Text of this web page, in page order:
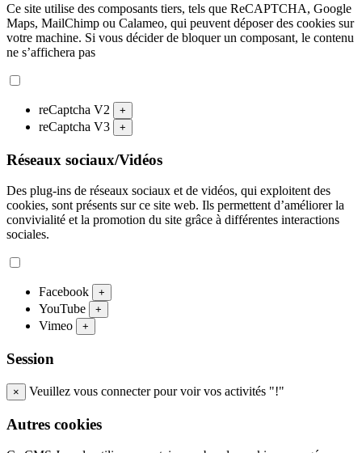
Ce site utilise des composants tiers, tels que ReCAPTCHA, Google
Maps, MailChimp ou Calameo, qui peuvent déposer des cookies sur
votre machine. Si vous décider de bloquer un composant, le contenu
ne s’affichera pas
reCaptcha V2 +
reCaptcha V3 +
Réseaux sociaux/Vidéos
Des plug-ins de réseaux sociaux et de vidéos, qui exploitent des
cookies, sont présents sur ce site web. Ils permettent d’améliorer la
convivialité et la promotion du site grâce à différentes interactions
sociales.
Facebook +
YouTube +
Vimeo +
Session
× Veuillez vous connecter pour voir vos activités "!"
Autres cookies